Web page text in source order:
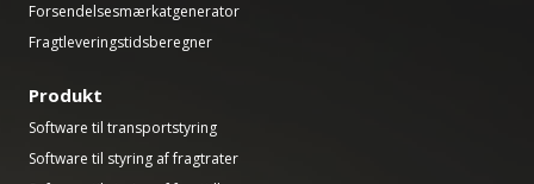
Forsendelsesmærkatgenerator
Fragtleveringstidsberegner
Produkt
Software til transportstyring
Software til styring af fragtrater